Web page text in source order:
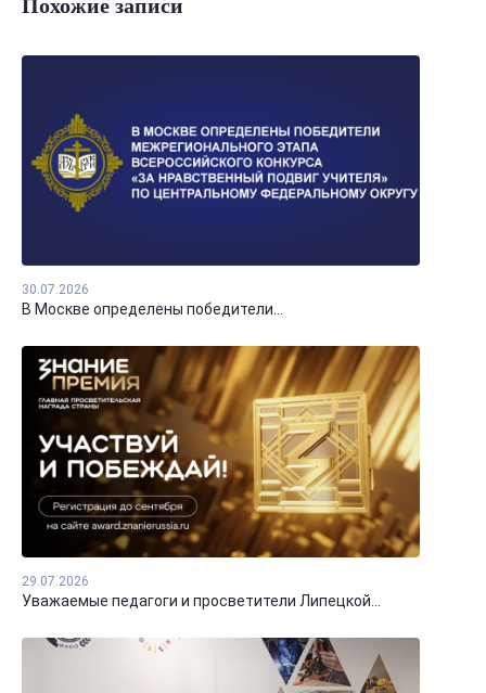
Похожие записи
30.07.2026
В Москве определены победители...
29.07.2026
Уважаемые педагоги и просветители Липецкой...